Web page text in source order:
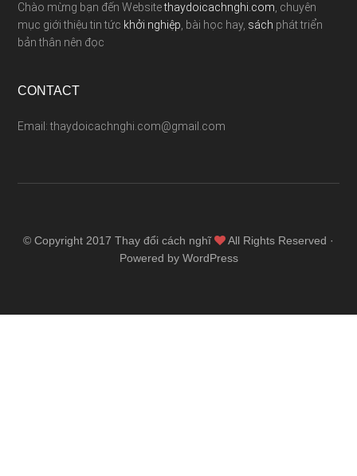
Chào mừng bạn đến Websitethaydoicachnghi.com, chuyên
mục giới thiệu tin tức khởi nghiệp, bài học hay, sách phát triển
bản thân nên đọc
CONTACT
Email: thaydoicachnghi.com@gmail.com
© Copyright 2017 Thay đổi cách nghĩ
All Rights Reserved ·
Powered by WordPress